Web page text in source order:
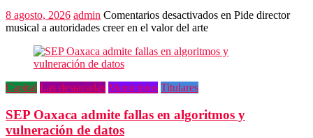
8 agosto, 2026 admin Comentarios desactivados en Pide director
musical a autoridades creer en el valor del arte
Capital Las destacadas Municipios Titulares
SEP Oaxaca admite fallas en algoritmos y
vulneración de datos